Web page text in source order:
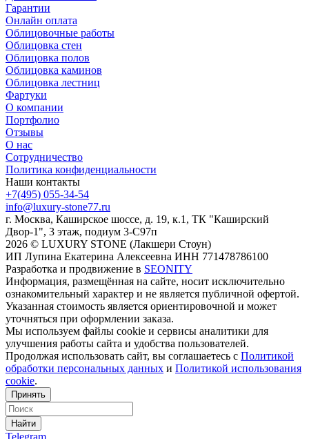
Гарантии
Онлайн оплата
Облицовочные работы
Облицовка стен
Облицовка полов
Облицовка каминов
Облицовка лестниц
Фартуки
О компании
Портфолио
Отзывы
О нас
Сотрудничество
Политика конфиденциальности
Наши контакты
+7(495) 055-34-54
info@luxury-stone77.ru
г. Москва, Каширское шоссе, д. 19, к.1, ТК "Каширский
Двор-1", 3 этаж, подиум 3-С97п
2026 © LUXURY STONE (Лакшери Стоун)
ИП Лупина Екатерина Алексеевна ИНН 771478786100
Разработка и продвижение в SEONITY
Информация, размещённая на сайте, носит исключительно
ознакомительный характер и не является публичной офертой.
Указанная стоимость является ориентировочной и может
уточняться при оформлении заказа.
Мы используем файлы cookie и сервисы аналитики для
улучшения работы сайта и удобства пользователей.
Продолжая использовать сайт, вы соглашаетесь с Политикой
обработки персональных данных и Политикой использования
cookie.
Принять
Найти